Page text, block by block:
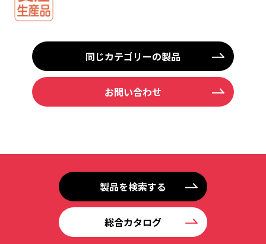
同じカテゴリーの製品
お問い合わせ
製品を検索する
総合カタログ